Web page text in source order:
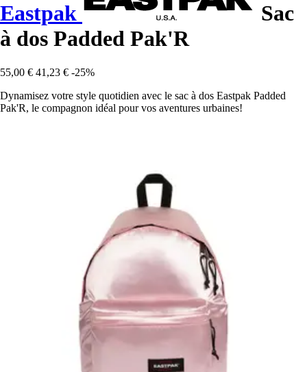
Eastpak
Sac
à dos Padded Pak'R
55,00 € 41,23 € -25%
Dynamisez votre style quotidien avec le sac à dos Eastpak Padded
Pak'R, le compagnon idéal pour vos aventures urbaines!